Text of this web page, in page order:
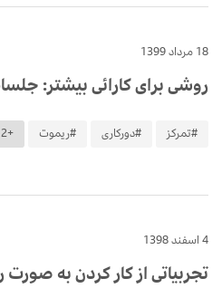
18 مرداد 1399
روشی برای کارائی بیشتر:
#تمرکز #دورکاری #ریموت +2
4 اسفند 1398
تجربیاتی از کار کردن به